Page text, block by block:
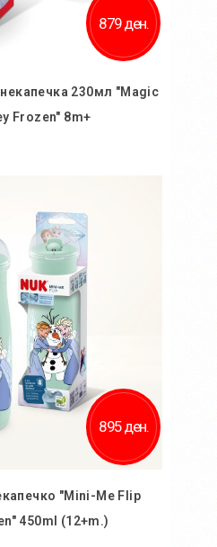
879 ден.
230мл "Magic
Frozen" 8m+
во желби
споредба
895 ден.
"Mini-Me Flip
450ml (12+m.)